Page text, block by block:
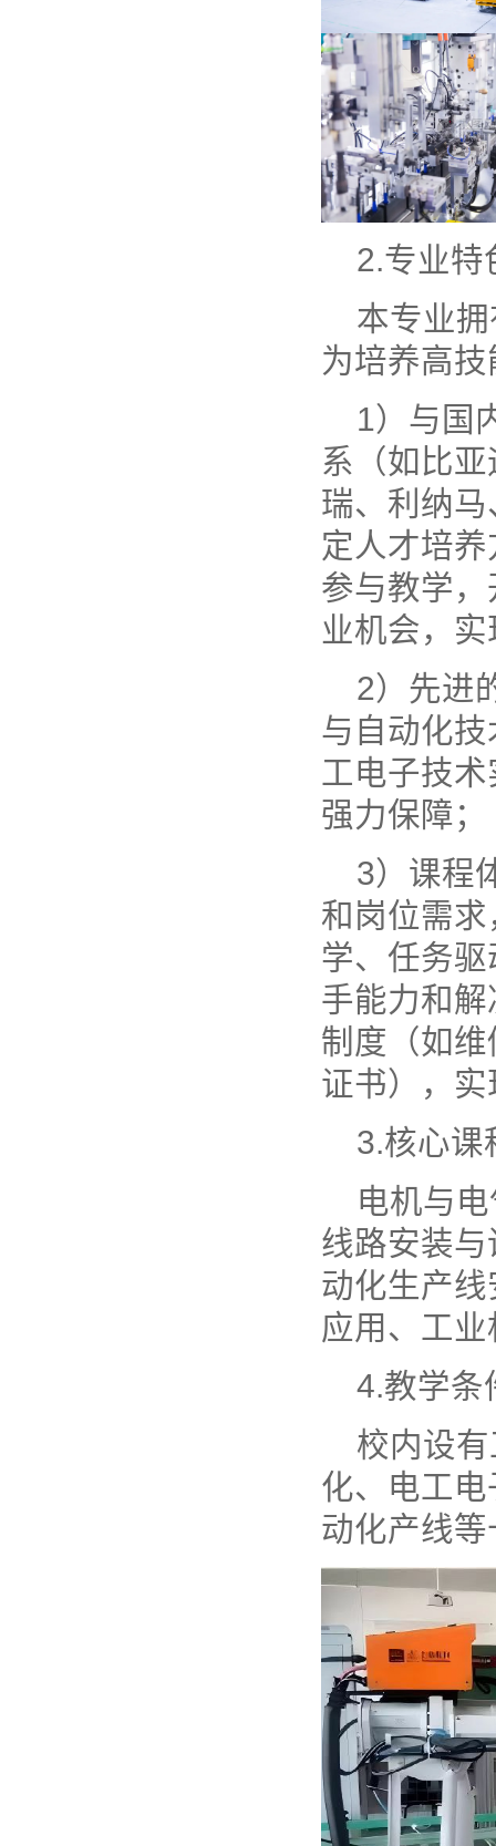
2.专业特
本专业
为培养高
1）与国
系（如比
瑞、利纳
定人才培
参与教学
业机会，
2）先进
与自动化
工电子技
强力保障；
3）课程
和岗位需求
学、任务
手能力和
制度（如
证书），
3.核心课
电机与
线路安装
动化生产
应用、工
4.教学条
校内设
化、电工
动化产线